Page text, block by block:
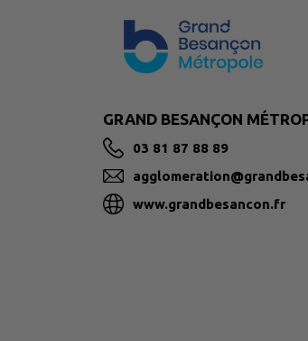
GRAND BESANÇON
03 81 87 88 89
www.grandbesancon.fr